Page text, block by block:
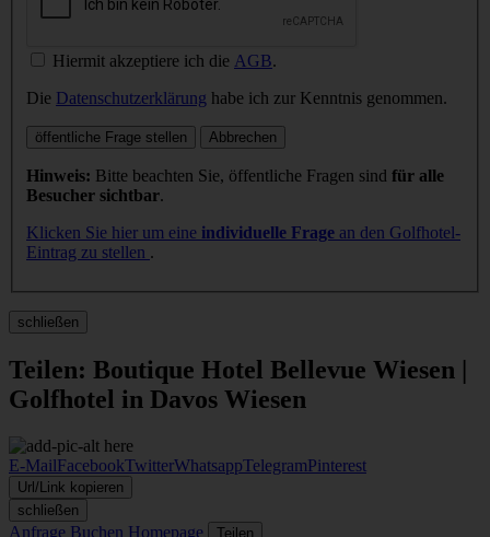
Hiermit akzeptiere ich die AGB.
Die Datenschutzerklärung habe ich zur Kenntnis genommen.
öffentliche Frage stellen Abbrechen
Hinweis: Bitte beachten Sie, öffentliche Fragen sind für alle
Besucher sichtbar.
Klicken Sie hier um eine individuelle Frage an den Golfhotel-
Eintrag zu stellen .
schließen
Teilen: Boutique Hotel Bellevue Wiesen |
Golfhotel in Davos Wiesen
E-MailFacebookTwitterWhatsappTelegramPinterest
Url/Link kopieren
schließen
Anfrage Buchen Homepage Teilen